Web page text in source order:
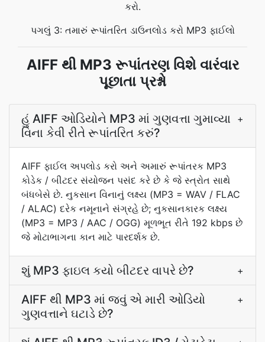
કરો.
પગલું 3: તમારું રૂપાંતરિત ડાઉનલોડ કરો MP3 ફાઈલો
AIFF થી MP3 રૂપાંતરણ વિશે વારંવાર
પૂછાતા પ્રશ્નો
હું AIFF ઓડિયોને MP3 માં ગુણવત્તા ગુમાવ્યા
વિના કેવી રીતે રૂપાંતરિત કરું?
+
AIFF ફાઈલ અપલોડ કરો અને અમારું રૂપાંતરક MP3
કોડેક / બીટદર સંયોજન પસંદ કરે છે કે જે સ્ત્રોત સાથે
બંધબેસે છે. નુકસાન વિનાનું લક્ષ્ય (MP3 = WAV / FLAC
/ ALAC) દરેક નમૂનાને સંગ્રહે છે; નુકસાનકારક લક્ષ્ય
(MP3 = MP3 / AAC / OGG) મૂળભૂત રીતે 192 kbps છે
જે મોટાભાગના કાન માટે પારદર્શક છે.
શું MP3 ફાઇલ કયો બીટદર વાપરે છે? +
AIFF થી MP3 માં જવું એ મારી ઓડિયો
ગુણવત્તાને ઘટાડે છે?
+